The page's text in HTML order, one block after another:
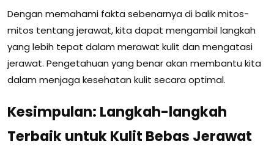
Dengan memahami fakta sebenarnya di balik mitos-
mitos tentang jerawat, kita dapat mengambil langkah
yang lebih tepat dalam merawat kulit dan mengatasi
jerawat. Pengetahuan yang benar akan membantu kita
dalam menjaga kesehatan kulit secara optimal.
Kesimpulan: Langkah-langkah
Terbaik untuk Kulit Bebas Jerawat